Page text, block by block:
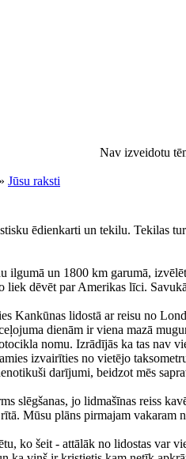
Nav izveidotu
Jūsu raksti
ēdienkarti un tekilu. Tekilas
ilgumā un 1800 km garumā,
dēvēt par Amerikas līci.
Kankūnas lidostā ar reisu no
dienām ir viena mazā
nomu. Izrādījās ka tas nav
izvairīties no vietējo
darījumi, beidzot mēs
slēgšanas, jo lidmašīnas reiss
Mūsu plāns pirmajam
ko šeit - attālāk no lidostas var